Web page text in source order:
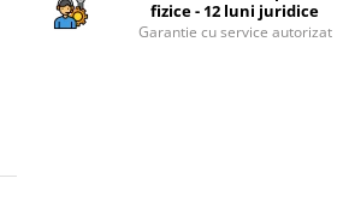
fizice - 12 luni juridice
Garantie cu service autorizat